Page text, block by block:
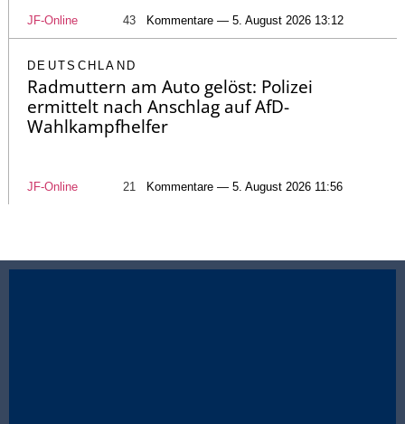
JF-Online 43 Kommentare — 5. August 2026 13:12
DEUTSCHLAND
Radmuttern am Auto gelöst: Polizei
ermittelt nach Anschlag auf AfD-
Wahlkampfhelfer
JF-Online 21 Kommentare — 5. August 2026 11:56